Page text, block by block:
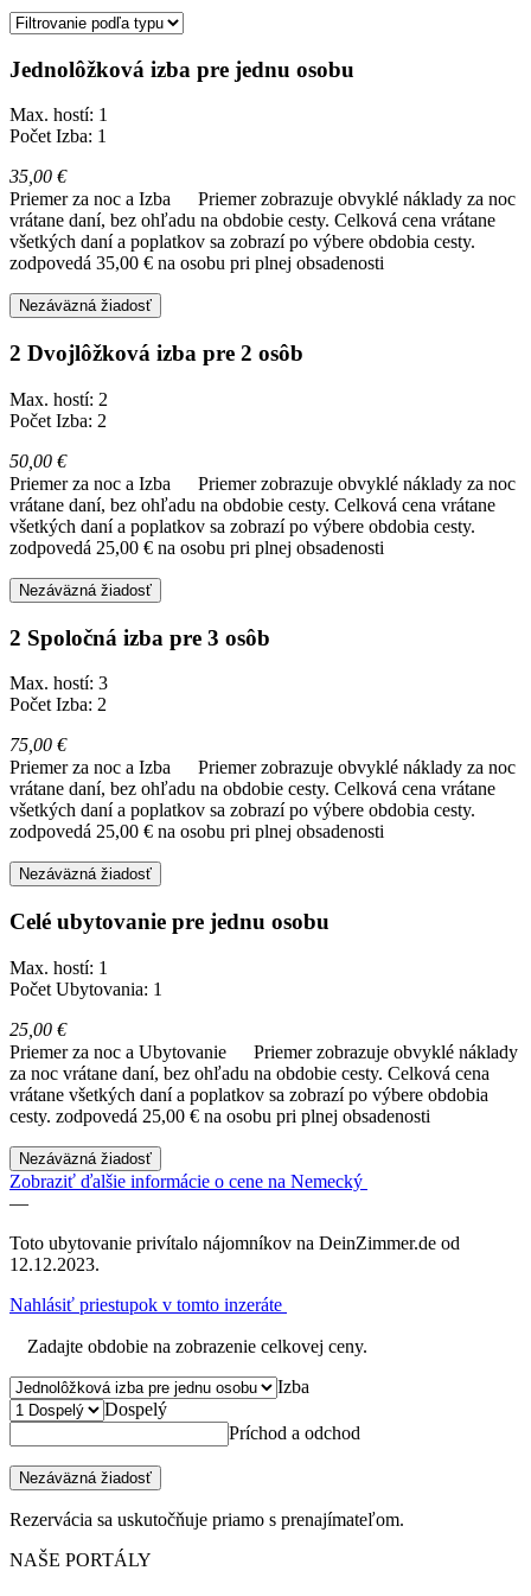
Jednolôžková izba pre jednu osobu
Max. hostí: 1
Počet Izba: 1
35,00 €
Priemer za noc a Izba
Priemer zobrazuje obvyklé náklady za noc
vrátane daní, bez ohľadu na obdobie cesty. Celková cena vrátane
všetkých daní a poplatkov sa zobrazí po výbere obdobia cesty.
zodpovedá 35,00 € na osobu pri plnej obsadenosti
Nezáväzná žiadosť
2 Dvojlôžková izba pre 2 osôb
Max. hostí: 2
Počet Izba: 2
50,00 €
Priemer za noc a Izba
Priemer zobrazuje obvyklé náklady za noc
vrátane daní, bez ohľadu na obdobie cesty. Celková cena vrátane
všetkých daní a poplatkov sa zobrazí po výbere obdobia cesty.
zodpovedá 25,00 € na osobu pri plnej obsadenosti
Nezáväzná žiadosť
2 Spoločná izba pre 3 osôb
Max. hostí: 3
Počet Izba: 2
75,00 €
Priemer za noc a Izba
Priemer zobrazuje obvyklé náklady za noc
vrátane daní, bez ohľadu na obdobie cesty. Celková cena vrátane
všetkých daní a poplatkov sa zobrazí po výbere obdobia cesty.
zodpovedá 25,00 € na osobu pri plnej obsadenosti
Nezáväzná žiadosť
Celé ubytovanie pre jednu osobu
Max. hostí: 1
Počet Ubytovania: 1
25,00 €
Priemer za noc a Ubytovanie
Priemer zobrazuje obvyklé náklady
za noc vrátane daní, bez ohľadu na obdobie cesty. Celková cena
vrátane všetkých daní a poplatkov sa zobrazí po výbere obdobia
cesty. zodpovedá 25,00 € na osobu pri plnej obsadenosti
Nezáväzná žiadosť
Zobraziť ďalšie informácie o cene na Nemecký
—
Toto ubytovanie privítalo nájomníkov na DeinZimmer.de od
12.12.2023.
Nahlásiť priestupok v tomto inzeráte
Zadajte obdobie na zobrazenie celkovej ceny.
Izba
Dospelý
Príchod a odchod
Nezáväzná žiadosť
Rezervácia sa uskutočňuje priamo s prenajímateľom.
NAŠE PORTÁLY